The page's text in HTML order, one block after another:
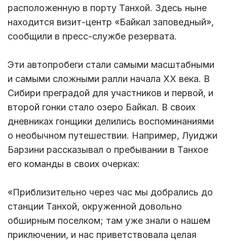
расположенную в порту Танхой. Здесь ныне
находится визит-центр «Байкал заповедный»,
сообщили в пресс-службе резервата.
Эти автопробеги стали самыми масштабными
и самыми сложными ралли начала ХХ века. В
Сибири преградой для участников и первой, и
второй гонки стало озеро Байкал. В своих
дневниках гонщики делились воспоминаниями
о необычном путешествии. Например, Луиджи
Барзини рассказывал о пребывании в Танхое
его команды в своих очерках:
«Приблизительно через час мы добрались до
станции Танхой, окруженной довольно
обширным поселком; там уже знали о нашем
приключении, и нас приветствовала целая